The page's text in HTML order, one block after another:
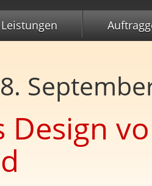
Leistungen
Design